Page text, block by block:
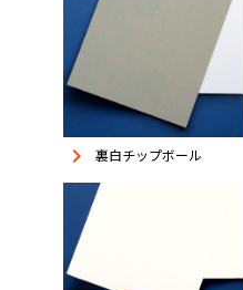
keyboard_arrow_right 裏白チップボール